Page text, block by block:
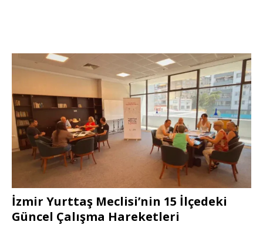
İzmir Yurttaş Meclisi’nin 15 İlçedeki
Güncel Çalışma Hareketleri